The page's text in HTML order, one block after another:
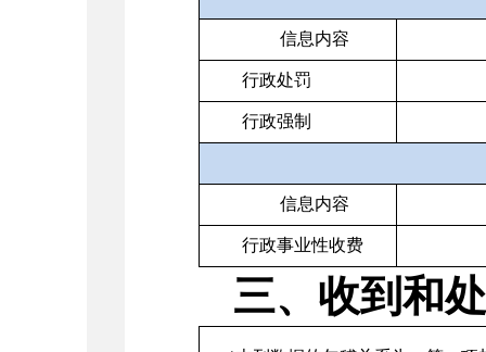
信息内容
行政处罚
行政强制
信息内容
行政事业性收费
三、收到和